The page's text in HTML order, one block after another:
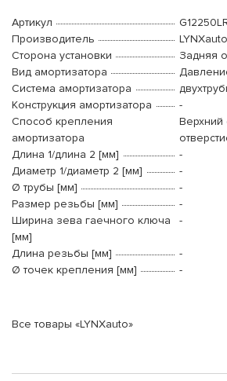
Артикул
Производитель
LYNXauto
Сторона установки
Задняя
Вид амортизатора
Система амортизатора
Конструкция амортизатора
-
Способ крепления
амортизатора
Верхний
Длина 1/длина 2 [мм]
-
Диаметр 1/диаметр 2 [мм]
-
Ø трубы [мм]
-
Размер резьбы [мм]
-
Ширина зева гаечного ключа
[мм]
-
Длина резьбы [мм]
-
Ø точек крепления [мм]
-
Все товары «LYNXauto»